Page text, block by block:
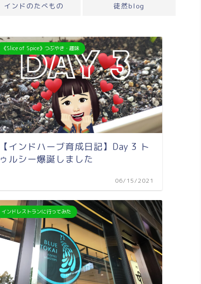
インドのたべもの 徒然blog
《Slice of Spice》つぶやき・趣味
【インドハーブ育成日記】Day 3 ト
ゥルシー爆誕しました
06/15/2021
インドレストランに行ってみた